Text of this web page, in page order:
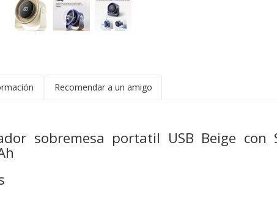
Recomendar a un amigo
sobremesa portatil USB Beige con